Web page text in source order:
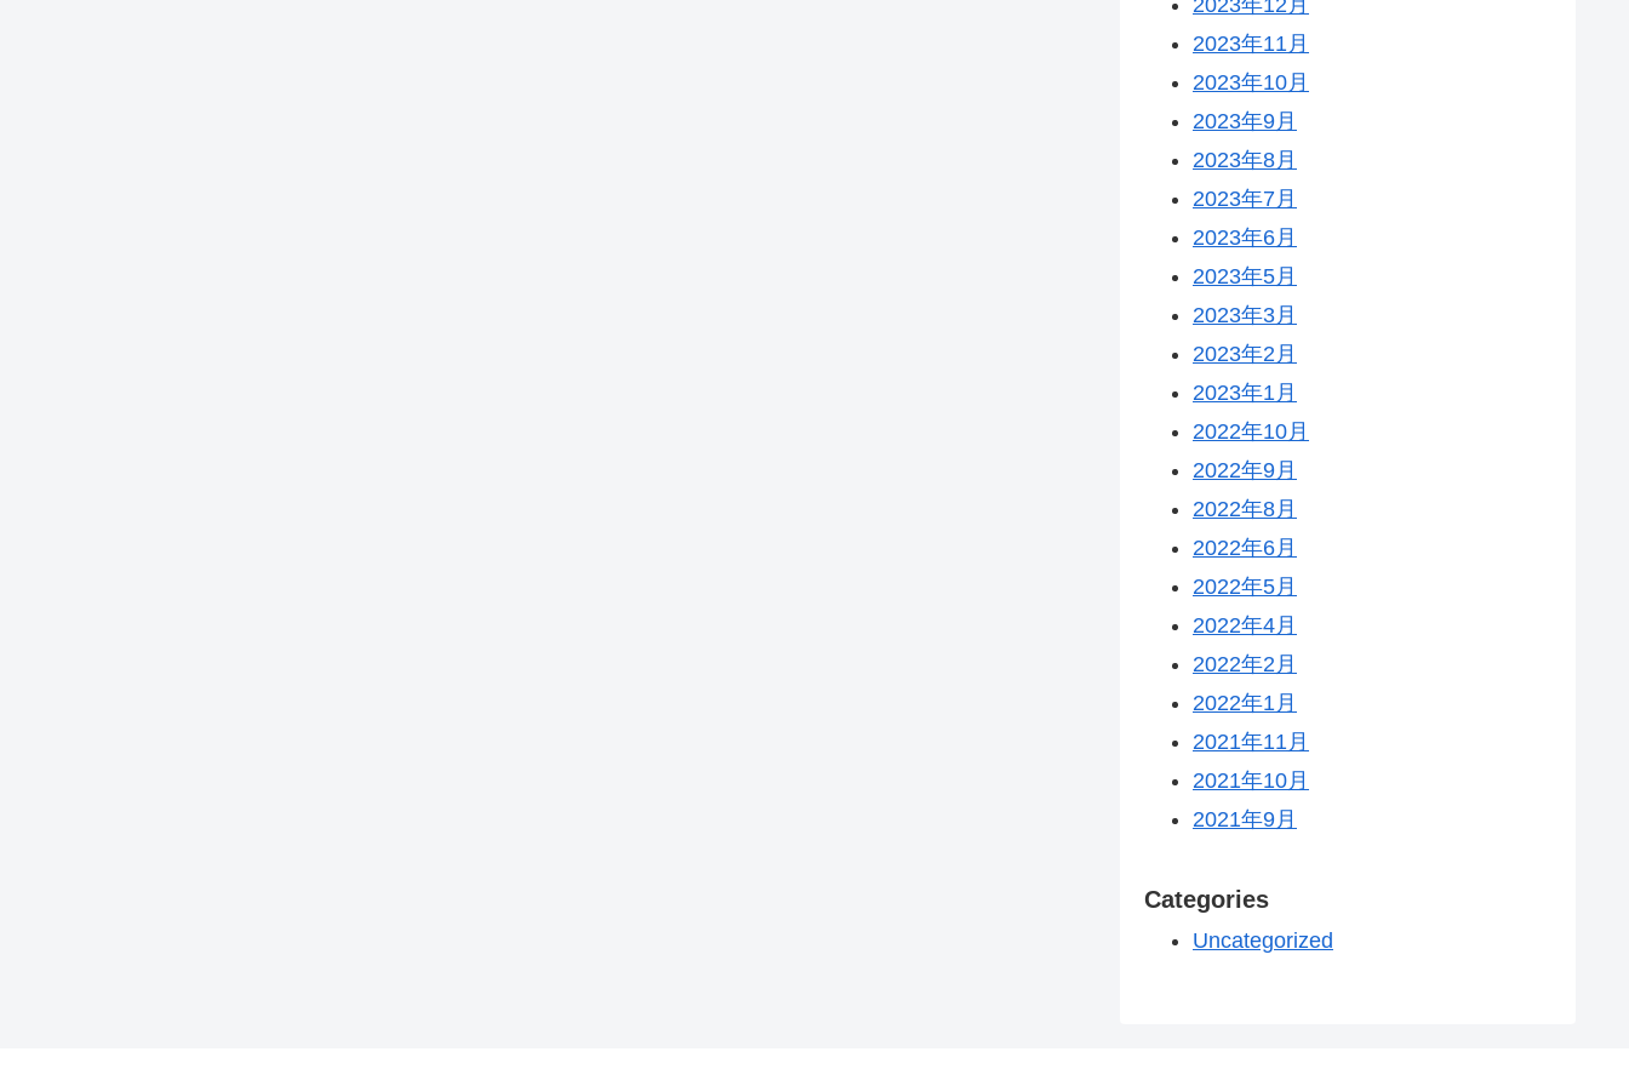
2023年11月
2023年10月
2023年9月
2023年8月
2023年7月
2023年6月
2023年5月
2023年3月
2023年2月
2023年1月
2022年10月
2022年9月
2022年8月
2022年6月
2022年5月
2022年4月
2022年2月
2022年1月
2021年11月
2021年10月
2021年9月
Categories
Uncategorized